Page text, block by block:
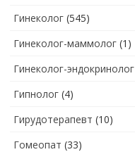
Гинеколог (545)
Гинеколог-маммолог (1)
Гинеколог-эндокринолог
Гипнолог (4)
Гирудотерапевт (10)
Гомеопат (33)